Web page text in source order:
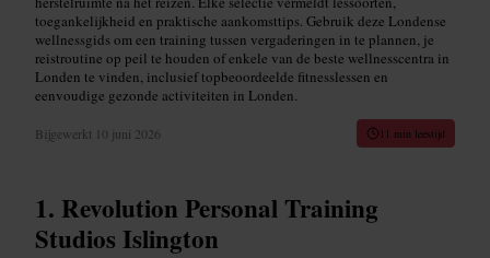
toegankelijkheid en praktische aankomsttips. Gebruik deze Londense
wellnessgids om een training tussen vergaderingen in te plannen, je
reistroutine op peil te houden of enkele van de beste wellnesscentra in
Londen te vinden, inclusief topbeoordeelde fitnesslessen en
eenvoudige gezonde activiteiten in Londen.
Bijgewerkt 10 juni 2026 11 min leestijd
Revolution Personal Training
Studios Islington